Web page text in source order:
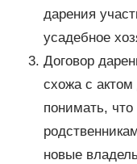
дарения
усадебное
Договор
схожа с
понимать,
новые